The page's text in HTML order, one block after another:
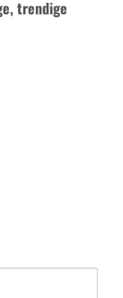
trendige